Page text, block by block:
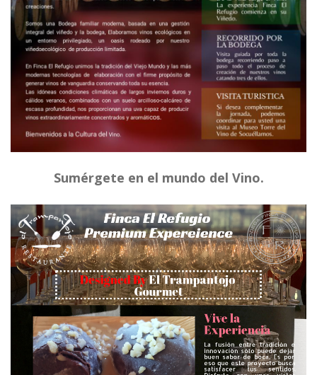
Sumérgete en el mundo del Vino.